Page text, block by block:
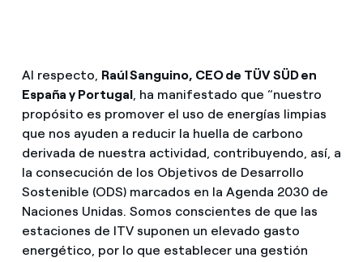
Al respecto, Raúl Sanguino, CEO de TÜV SÜD en
España y Portugal, ha manifestado que “nuestro
propósito es promover el uso de energías limpias
que nos ayuden a reducir la huella de carbono
derivada de nuestra actividad, contribuyendo, así, a
la consecución de los Objetivos de Desarrollo
Sostenible (ODS) marcados en la Agenda 2030 de
Naciones Unidas. Somos conscientes de que las
estaciones de ITV suponen un elevado gasto
energético, por lo que establecer una gestión